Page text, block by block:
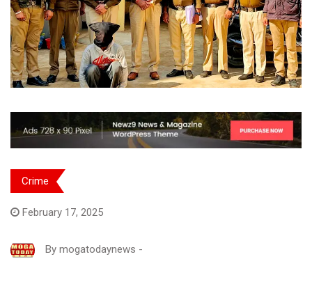
Crime
February 17, 2025
By mogatodaynews -